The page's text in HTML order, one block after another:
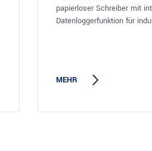
papierloser Schreiber mit
Datenloggerfunktion für
MEHR